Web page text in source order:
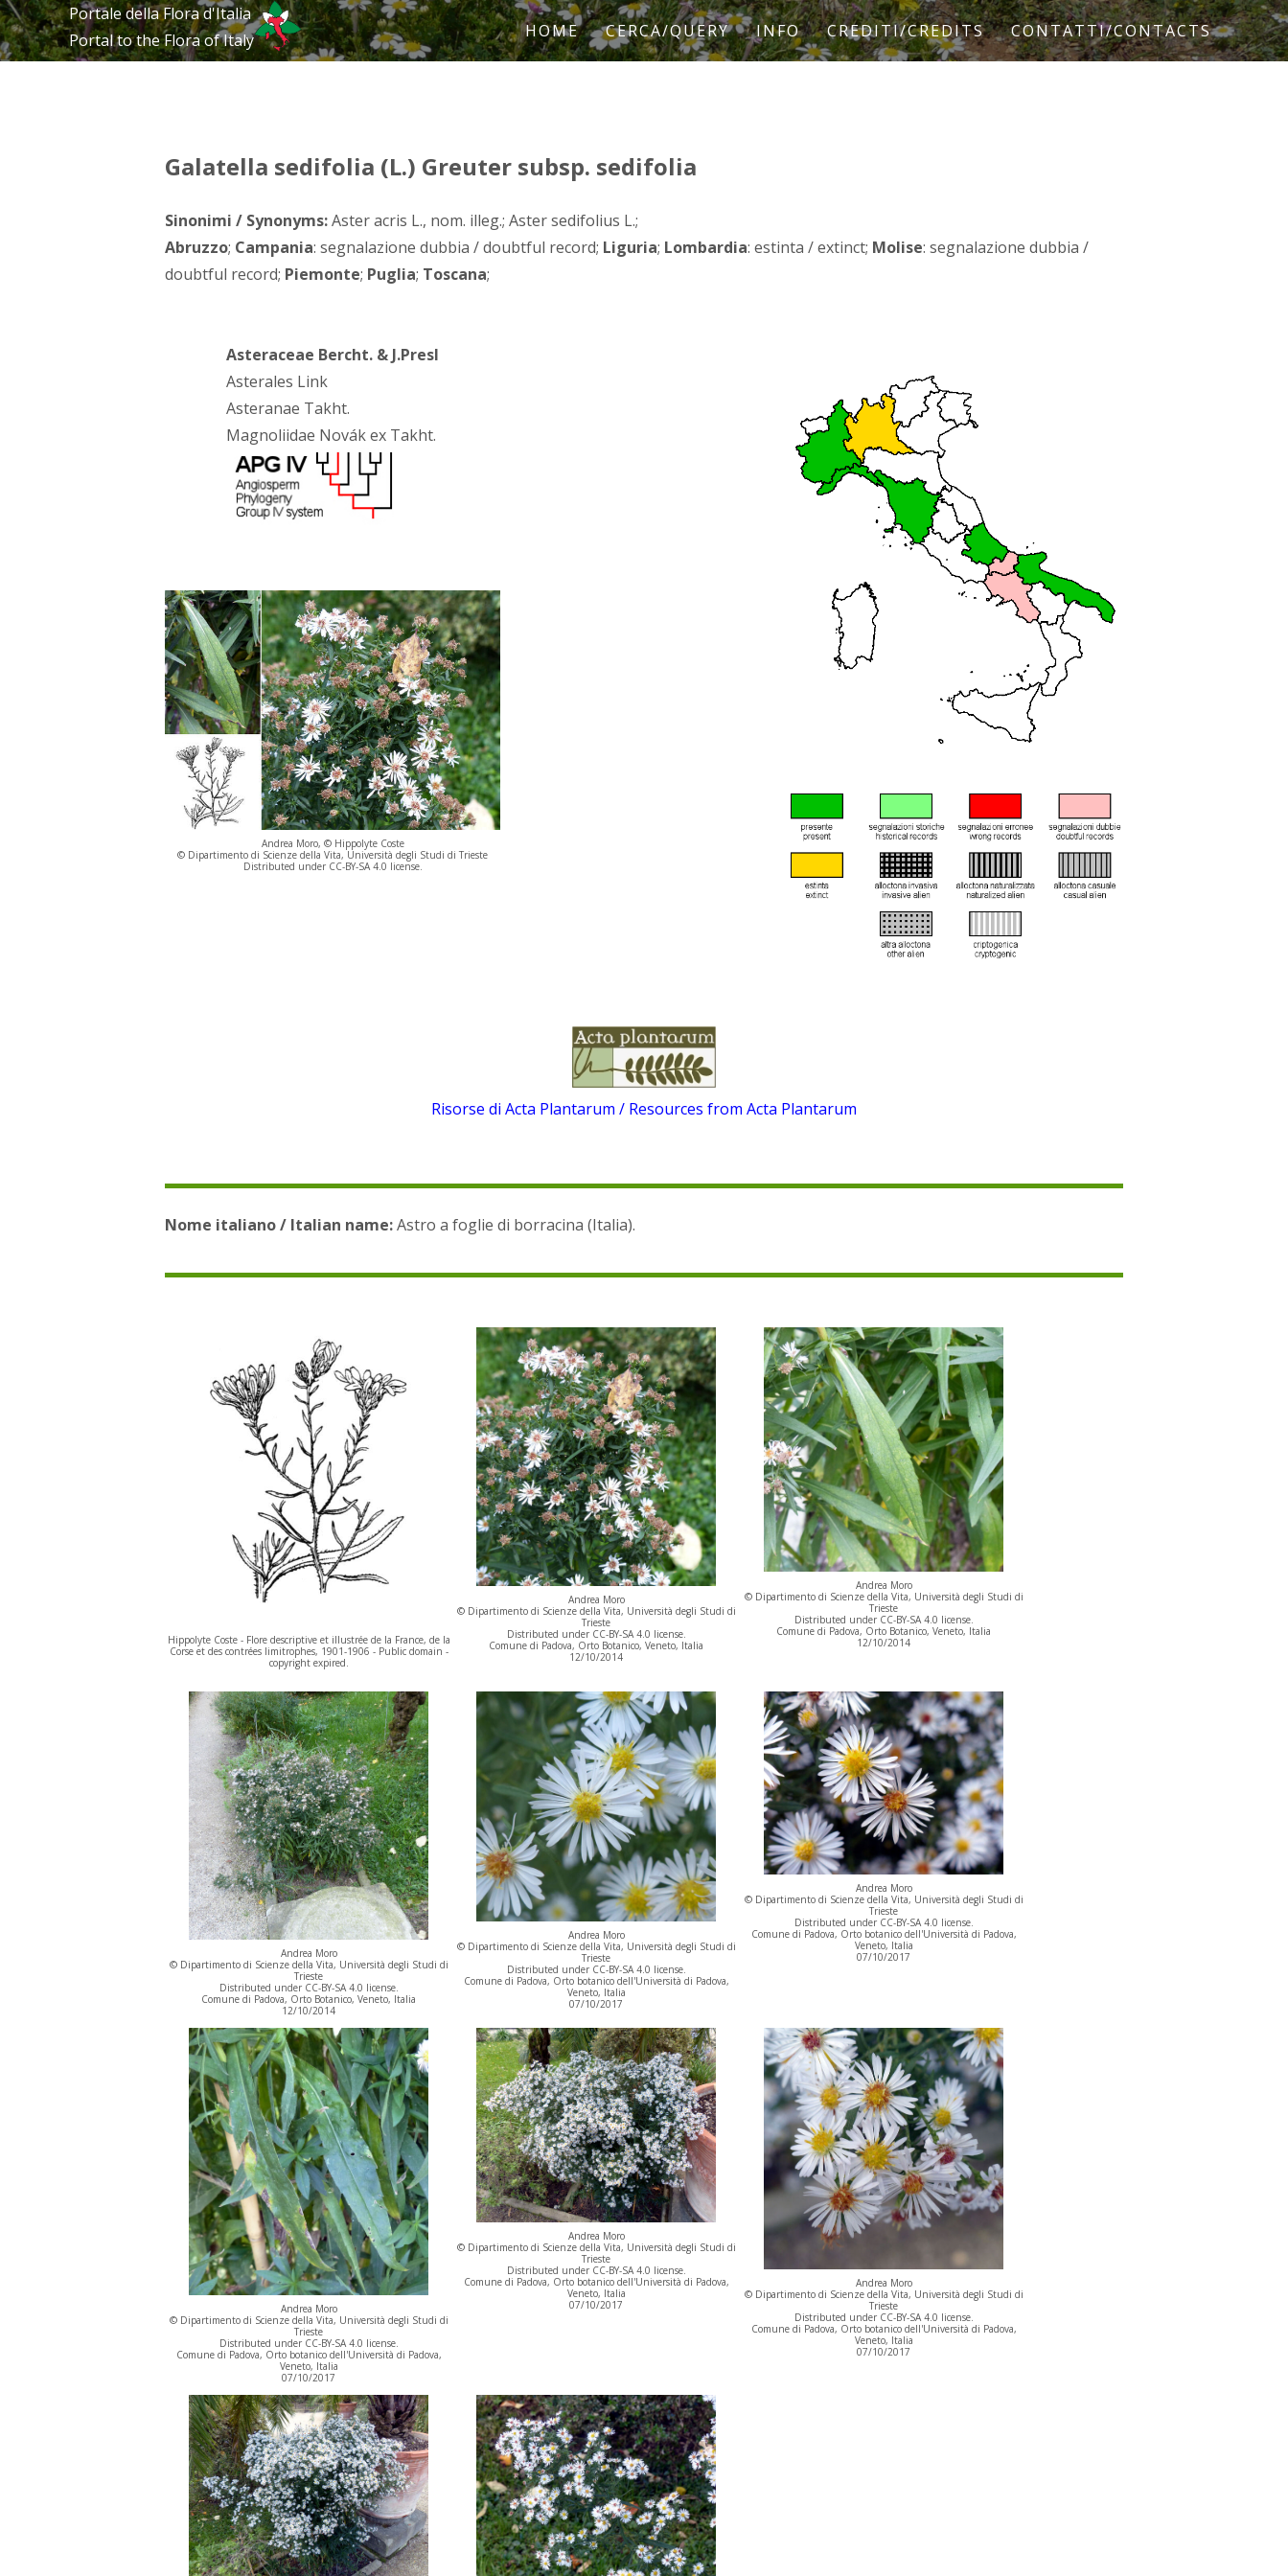
Portale della Flora d'Italia
Portal to the Flora of Italy
HOME CERCA/QUERY INFO CREDITI/CREDITS CONTATTI/CONTACTS
Galatella sedifolia (L.) Greuter subsp. sedifolia
Sinonimi / Synonyms:Aster acris L., nom. illeg.; Aster sedifolius L.;
Abruzzo; Campania: segnalazione dubbia / doubtful record; Liguria; Lombardia: estinta / extinct; Molise: segnalazione dubbia /
doubtful record; Piemonte; Puglia; Toscana;
Asteraceae Bercht. & J.Presl
Asterales Link
Asteranae Takht.
Magnoliidae Novák ex Takht.
Andrea Moro, © Hippolyte Coste
© Dipartimento di Scienze della Vita, Università degli Studi di Trieste
Distributed under CC-BY-SA 4.0 license.
Risorse di Acta Plantarum / Resources from Acta Plantarum
Nome italiano / Italian name:Astro a foglie di borracina (Italia).
Hippolyte Coste - Flore descriptive et illustrée de la France, de la
Corse et des contrées limitrophes, 1901-1906 - Public domain -
copyright expired.
Andrea Moro
© Dipartimento di Scienze della Vita, Università degli Studi di
Trieste
Distributed under CC-BY-SA 4.0 license.
Comune di Padova, Orto Botanico, Veneto, Italia
12/10/2014
Andrea Moro
© Dipartimento di Scienze della Vita, Università degli Studi di
Trieste
Distributed under CC-BY-SA 4.0 license.
Comune di Padova, Orto Botanico, Veneto, Italia
12/10/2014
Andrea Moro
© Dipartimento di Scienze della Vita, Università degli Studi di
Trieste
Distributed under CC-BY-SA 4.0 license.
Comune di Padova, Orto Botanico, Veneto, Italia
12/10/2014
Andrea Moro
© Dipartimento di Scienze della Vita, Università degli Studi di
Trieste
Distributed under CC-BY-SA 4.0 license.
Comune di Padova, Orto botanico dell'Università di Padova,
Veneto, Italia
07/10/2017
Andrea Moro
© Dipartimento di Scienze della Vita, Università degli Studi di
Trieste
Distributed under CC-BY-SA 4.0 license.
Comune di Padova, Orto botanico dell'Università di Padova,
Veneto, Italia
07/10/2017
Andrea Moro
© Dipartimento di Scienze della Vita, Università degli Studi di
Trieste
Distributed under CC-BY-SA 4.0 license.
Comune di Padova, Orto botanico dell'Università di Padova,
Veneto, Italia
07/10/2017
Andrea Moro
© Dipartimento di Scienze della Vita, Università degli Studi di
Trieste
Distributed under CC-BY-SA 4.0 license.
Comune di Padova, Orto botanico dell'Università di Padova,
Veneto, Italia
07/10/2017
Andrea Moro
© Dipartimento di Scienze della Vita, Università degli Studi di
Trieste
Distributed under CC-BY-SA 4.0 license.
Comune di Padova, Orto botanico dell'Università di Padova,
Veneto, Italia
07/10/2017